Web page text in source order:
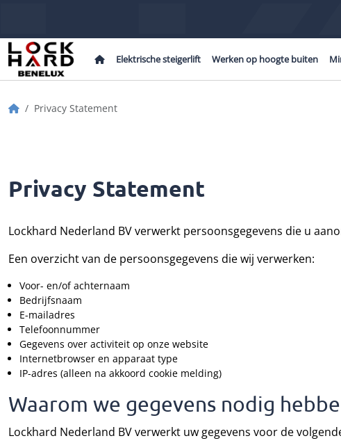
HomeElektrische steigerlift Werken op hoogte buiten
HomePrivacy Statement
Privacy Statement
Lockhard Nederland BV verwerkt persoonsgegevens die u
Een overzicht van de persoonsgegevens die wij verwerken:
Voor- en/of achternaam
Bedrijfsnaam
E-mailadres
Telefoonnummer
Gegevens over activiteit op onze website
Internetbrowser en apparaat type
IP-adres (alleen na akkoord cookie melding)
Waarom we gegevens nodig
Lockhard Nederland BV verwerkt uw gegevens voor de